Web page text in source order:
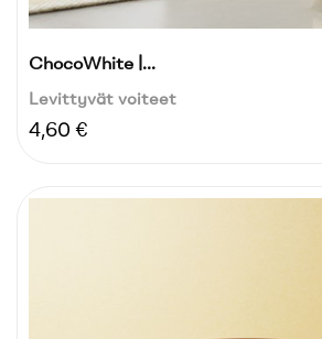
ChocoWhite |...
Levittyvät voiteet
Hinta
4,60 €